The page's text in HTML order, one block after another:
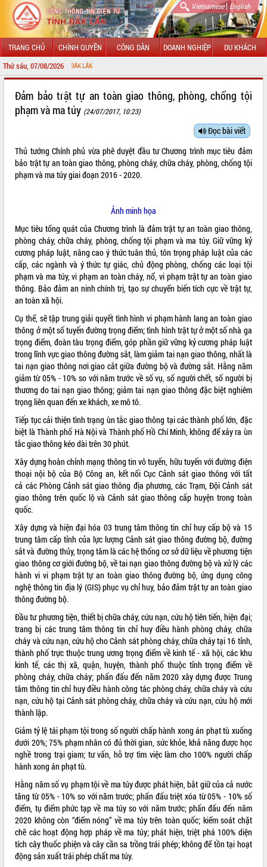
Vietnamese| English
TRANG CHỦ CHÍNH QUYỀN CÔNG DÂN DOANH NGHIỆP DU KHÁCH
Thứ sáu, 07/08/2026
LÃNH ĐẠO UBND TỈNH
SỞ, BAN, NGÀNH
HỆ THỐNG VĂN BẢN
VĂN BẢN HĐND TỈNH
ĐIỂM TIN VĂN BẢN
QUY HOẠCH - KẾ HOẠCH
VIDEO
Không có file video nào để phát.
ALBUM ẢNH
LIÊN KẾT WEB
Hôm nay: 26827
Tất cả:
66039567
Đảm bảo trật tự an toàn giao thông, phòng, chống tội
phạm và ma túy (24/07/2017, 10:23)
Đọc bài viết
Thủ tướng Chính phủ vừa phê duyệt đầu tư Chương trình mục tiêu đảm
bảo trật tự an toàn giao thông, phòng cháy, chữa cháy, phòng, chống tội
phạm và ma túy giai đoạn 2016 - 2020.
Ảnh minh họa
Mục tiêu tổng quát của Chương trình là đảm trật tự an toàn giao thông,
phòng cháy, chữa cháy, phòng, chống tội phạm và ma túy. Giữ vững kỷ
cương pháp luật, nâng cao ý thức tuân thủ, tôn trọng pháp luật của các
cấp, các ngành và ý thức tự giác, chủ động phòng, chống các loại tội
phạm và ma túy, vi phạm an toàn cháy, nổ, vi phạm trật tự an toàn giao
thông. Bảo đảm an ninh chính trị, tạo sự chuyển biến tích cực về trật tự,
an toàn xã hội.
Cụ thể, sẽ tập trung giải quyết tình hình vi phạm hành lang an toàn giao
thông ở một số tuyến đường trọng điểm; tình hình trật tự ở một số nhà ga
trọng điểm, đoàn tàu trọng điểm, góp phần giữ vững kỷ cương pháp luật
trong lĩnh vực giao thông đường sắt, làm giảm tai nạn giao thông, nhất là
tai nạn giao thông nơi giao cắt giữa đường bộ và đường sắt. Hằng năm
giảm từ 05% - 10% so với năm trước về số vụ, số người chết, số người bị
thương do tai nạn giao thông; giảm tai nạn giao thông đặc biệt nghiêm
trọng liên quan đến xe khách, xe mô tô.
Tiếp tục cải thiện tình trạng ùn tắc giao thông tại các thành phố lớn, đặc
biệt là Thành phố Hà Nội và Thành phố Hồ Chí Minh, không để xảy ra ùn
tắc giao thông kéo dài trên 30 phút.
Xây dựng hoàn chỉnh mạng thông tin vô tuyến, hữu tuyến với đường điện
thoại nội bộ của Bộ Công an, kết nối Cục Cảnh sát giao thông với tất
cả các Phòng Cảnh sát giao thông địa phương, các Trạm, Đội Cảnh sát
giao thông trên quốc lộ và Cảnh sát giao thông cấp huyện trong toàn
quốc.
Xây dựng và hiện đại hóa 03 trung tâm thông tin chỉ huy cấp bộ và 15
trung tâm cấp tỉnh của lực lượng Cảnh sát giao thông đường bộ, đường
sắt và đường thủy, trọng tâm là các hệ thống cơ sở dữ liệu về phương tiện
giao thông cơ giới đường bộ, về tai nạn giao thông đường bộ và xử lý các
hành vi vi phạm trật tự an toàn giao thông đường bộ, ứng dụng công
nghệ thông tin địa lý (GIS) phục vụ chỉ huy, bảo đảm trật tự an toàn giao
thông đường bộ.
Đầu tư phương tiện, thiết bị chữa cháy, cứu nạn, cứu hộ tiên tiến, hiện đại;
trang bị các trung tâm thông tin chỉ huy điều hành phòng cháy, chữa
cháy và cứu nạn, cứu hộ cho Cảnh sát phòng cháy, chữa cháy tại 16 tỉnh,
thành phố trực thuộc trung ương trọng điểm về kinh tế - xã hội, các khu
kinh tế, các thị xã, quận, huyện, thành phố thuộc tỉnh trọng điểm về
phòng cháy, chữa cháy; phấn đấu đến năm 2020 xây dựng được Trung
tâm thông tin chỉ huy điều hành công tác phòng cháy, chữa cháy và cứu
nạn, cứu hộ tại Cảnh sát phòng cháy, chữa cháy và cứu nạn, cứu hộ mới
thành lập.
Giảm tỷ lệ tái phạm tội trong số người chấp hành xong án phạt tù xuống
dưới 20%; 75% phạm nhân có đủ thời gian, sức khỏe, khả năng được học
nghề trong trại giam; tư vấn, hỗ trợ tìm việc làm cho 100% người chấp
hành xong án phạt tù.
Hằng năm số vụ phạm tội về ma túy được phát hiện, bắt giữ của cả nước
tăng từ 05% - 10% so với năm trước; phấn đấu triệt xóa từ 05% - 10% số
điểm, tụ điểm phức tạp về ma túy so với năm trước; phấn đấu đến năm
2020 không còn “điểm nóng” về ma túy trên toàn quốc; kiểm soát chặt
chẽ các hoạt động hợp pháp về ma túy; phát hiện, triệt phá 100% diện
tích cây thuốc phiện và cây cần sa trồng trái phép; không để tồn tại hoạt
động sản xuất trái phép chất ma túy.